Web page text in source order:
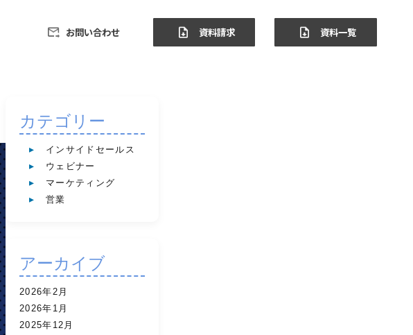
お問い合わせ 資料請求 資料一覧
カテゴリー
インサイドセールス
ウェビナー
マーケティング
営業
アーカイブ
2026年2月
2026年1月
2025年12月